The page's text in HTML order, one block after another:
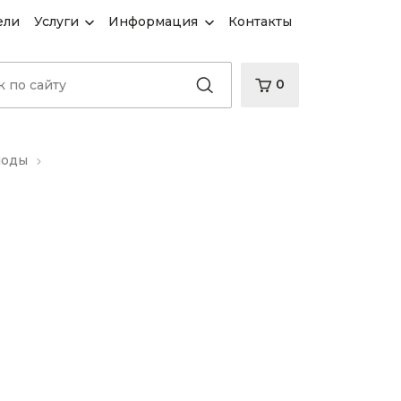
Услуги Информация Контакты
0